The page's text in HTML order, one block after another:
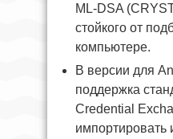
ML-DSA
стойкого от
компьютере.
В версии для
поддержка
Credential
импортировать